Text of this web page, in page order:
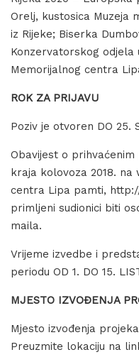
Orelj, kustosica Muzeja
iz Rijeke; Biserka
Konzervatorskog odjela
Memorijalnog centra
ROK ZA PRIJAVU
Poziv je otvoren DO 25.
Obavijest o
kraja kolovoza 2018.
centra Lipa pamti,
primljeni sudionici biti
maila.
Vrijeme izvedbe i
periodu OD 1. DO 15.
MJESTO IZVOĐENJA
Mjesto izvođenja
Preuzmite lokaciju na